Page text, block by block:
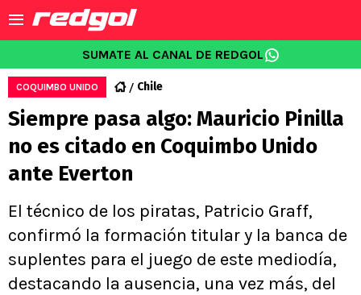
SUMATE AL CANAL DE REDGOL
COQUIMBO UNIDO Chile
Siempre pasa algo: Mauricio Pinilla
no es citado en Coquimbo Unido
ante Everton
El técnico de los piratas, Patricio Graff,
confirmó la formación titular y la banca de
suplentes para el juego de este mediodía,
destacando la ausencia, una vez más, del